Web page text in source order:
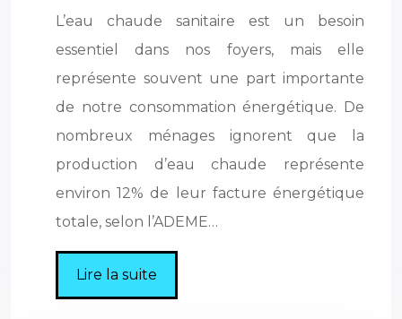
L’eau chaude sanitaire est un besoin
essentiel dans nos foyers, mais elle
représente souvent une part importante
de notre consommation énergétique. De
nombreux ménages ignorent que la
production d’eau chaude représente
environ 12% de leur facture énergétique
totale, selon l’ADEME…
Lire la suite